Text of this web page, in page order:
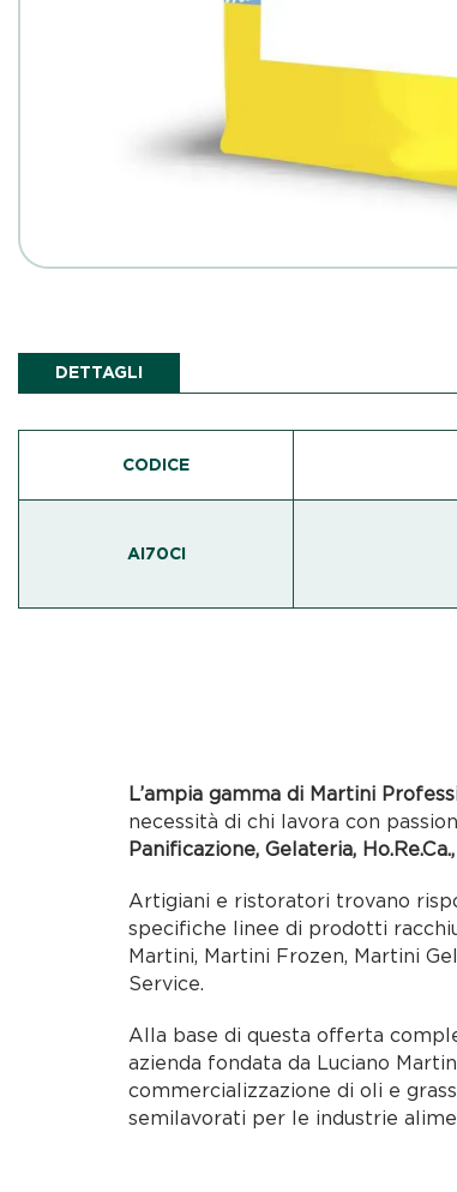
DETTAGLI
CODICE
AI70CI
L’ampia gamma di Martini
necessità di chi lavora con
Panificazione, Gelateria,
Artigiani e ristoratori trovano
specifiche linee di prodotti
Martini, Martini Frozen, Martini
Service.
Alla base di questa offerta
azienda fondata da Luciano
commercializzazione di oli e
semilavorati per le industrie